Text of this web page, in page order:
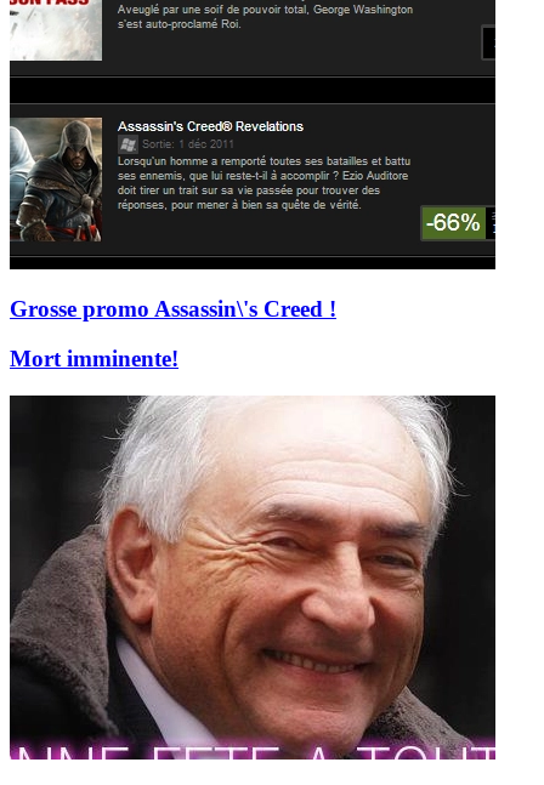
Grosse promo Assassin\'s Creed !
Mort imminente!